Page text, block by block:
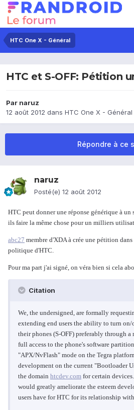
HTC One X - Général
HTC et S-OFF: Pétition
Par naruz
12 août 2012 dans HTC One X - Général
Répondre à ce
naruz
Posté(e) 12 août 2012
HTC peut donner une réponse générique à
ils faire la même chose pour un milliers
abc27 membre d'XDA à crée une pétition
politique d'HTC.
Pour ma part j'ai signé, on véra bien si cela
Citation
We, the undersigned, are formally
extending end users the ability to turn
their phones (S-OFF) preferably through a
full access to the phone's software
"APX/NvFlash" mode on the Tegra
development on the current "Bootloader
the domain htcdev.com for certain
would greatly ameliorate the esteem
users have for HTC for its relationship